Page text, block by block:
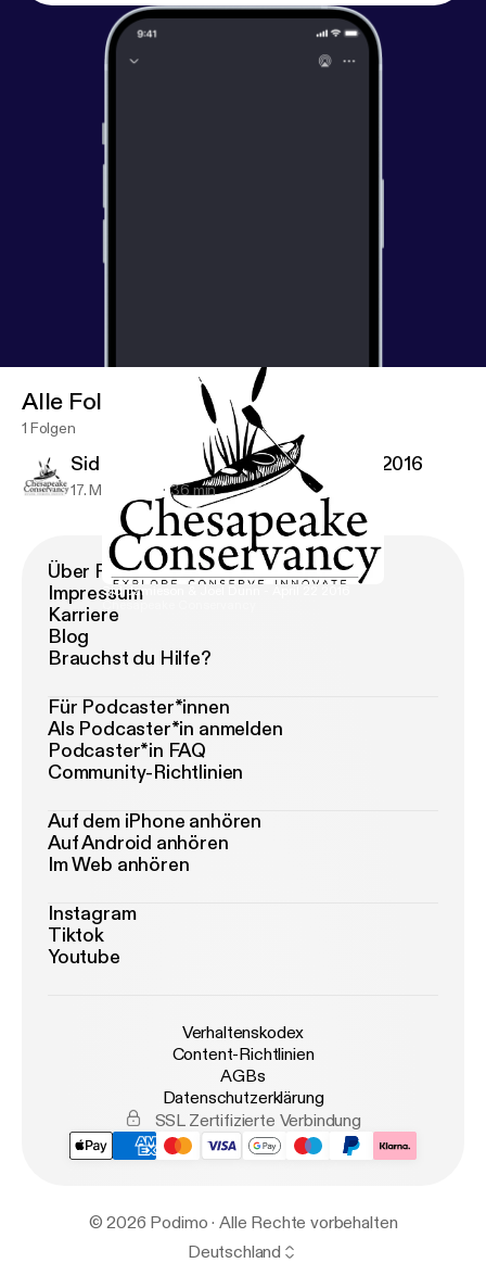
Sid Jamieson & Joel Dunn - April 22 2016
Alle Folgen
1 Folgen
Sid Jamieson & Joel Dunn - April 22 2016
17. März 2017 36 min
Über Podimo
Impressum
Karriere
Blog
Brauchst du Hilfe?
Für Podcaster*innen
Als Podcaster*in anmelden
Podcaster*in FAQ
Community-Richtlinien
Auf dem iPhone anhören
Auf Android anhören
Im Web anhören
Instagram
Tiktok
Youtube
Verhaltenskodex
Content-Richtlinien
AGBs
Datenschutzerklärung
SSL Zertifizierte Verbindung
© 2026 Podimo · Alle Rechte vorbehalten
Deutschland